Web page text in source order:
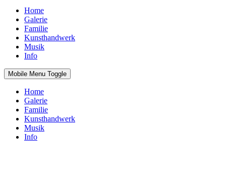
Home
Galerie
Familie
Kunsthandwerk
Musik
Info
Mobile Menu Toggle
Home
Galerie
Familie
Kunsthandwerk
Musik
Info